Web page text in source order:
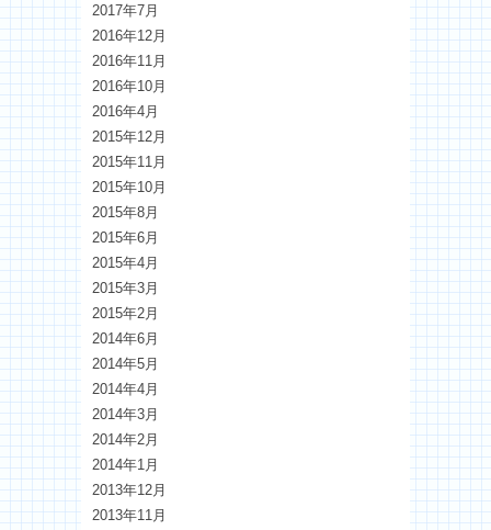
2017年7月
2016年12月
2016年11月
2016年10月
2016年4月
2015年12月
2015年11月
2015年10月
2015年8月
2015年6月
2015年4月
2015年3月
2015年2月
2014年6月
2014年5月
2014年4月
2014年3月
2014年2月
2014年1月
2013年12月
2013年11月